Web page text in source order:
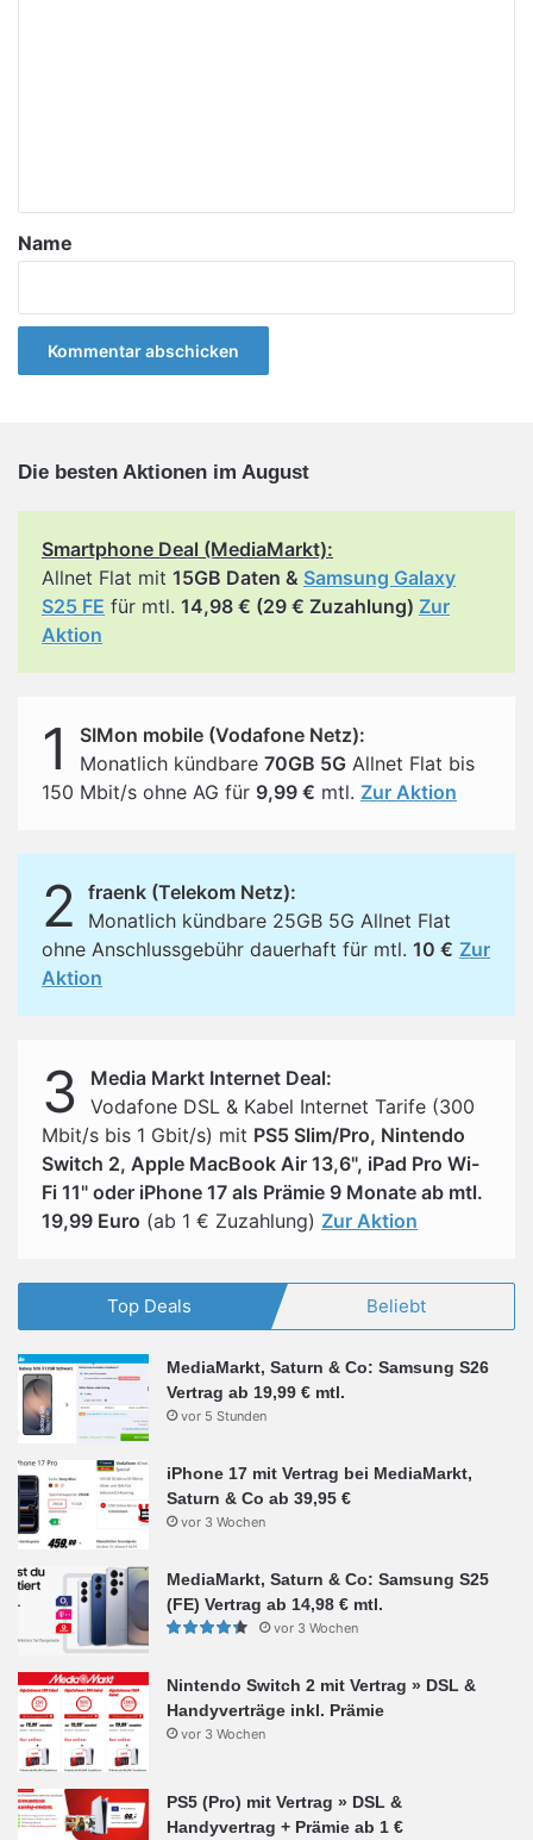
a
*
Name
Die besten Aktionen im August
Smartphone Deal (MediaMarkt):
Allnet Flat mit 15GB Daten & Samsung Galaxy
S25 FE für mtl. 14,98 € (29 € Zuzahlung) Zur
Aktion
1
SIMon mobile (Vodafone Netz):
Monatlich kündbare 70GB 5G Allnet Flat bis
150 Mbit/s ohne AG für 9,99 € mtl. Zur Aktion
2
fraenk (Telekom Netz):
Monatlich kündbare 25GB 5G Allnet Flat
ohne Anschlussgebühr dauerhaft für mtl. 10 € Zur
Aktion
3
Media Markt Internet Deal:
Vodafone DSL & Kabel Internet Tarife (300
Mbit/s bis 1 Gbit/s) mit PS5 Slim/Pro, Nintendo
Switch 2, Apple MacBook Air 13,6", iPad Pro Wi-
Fi 11" oder iPhone 17 als Prämie 9 Monate ab mtl.
19,99 Euro (ab 1 € Zuzahlung) Zur Aktion
Top Deals Beliebt
MediaMarkt, Saturn & Co: Samsung S26
Vertrag ab 19,99 € mtl.
vor 5 Stunden
iPhone 17 mit Vertrag bei MediaMarkt,
Saturn & Co ab 39,95 €
vor 3 Wochen
MediaMarkt, Saturn & Co: Samsung S25
(FE) Vertrag ab 14,98 € mtl.
vor 3 Wochen
Nintendo Switch 2 mit Vertrag » DSL &
Handyverträge inkl. Prämie
vor 3 Wochen
PS5 (Pro) mit Vertrag » DSL &
Handyvertrag + Prämie ab 1 €